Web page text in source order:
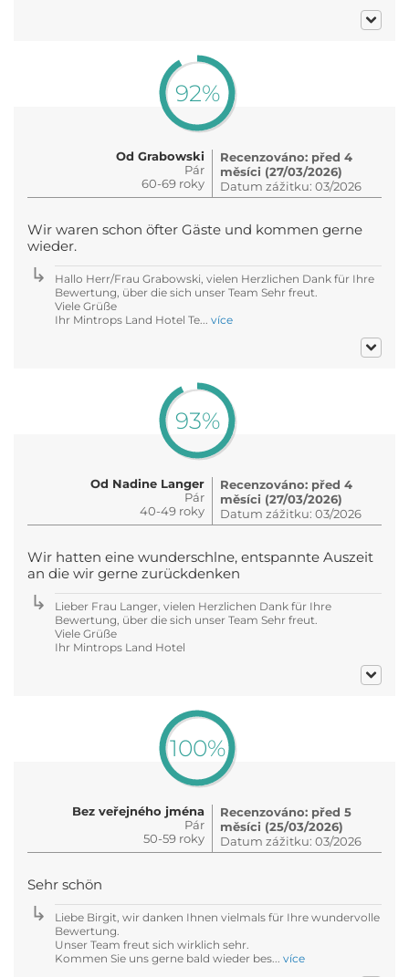
92%
Od Grabowski
Pár
60-69 roky
Recenzováno: před 4
měsíci (27/03/2026)
Datum zážitku: 03/2026
Wir waren schon öfter Gäste und kommen gerne
wieder.
Hallo Herr/Frau Grabowski, vielen Herzlichen Dank für Ihre
Bewertung, über die sich unser Team Sehr freut.
Viele Grüße
Ihr Mintrops Land Hotel Te... více
93%
Od Nadine Langer
Pár
40-49 roky
Recenzováno: před 4
měsíci (27/03/2026)
Datum zážitku: 03/2026
Wir hatten eine wunderschlne, entspannte Auszeit
an die wir gerne zurückdenken
Lieber Frau Langer, vielen Herzlichen Dank für Ihre
Bewertung, über die sich unser Team Sehr freut.
Viele Grüße
Ihr Mintrops Land Hotel
100%
Bez veřejného jména
Pár
50-59 roky
Recenzováno: před 5
měsíci (25/03/2026)
Datum zážitku: 03/2026
Sehr schön
Liebe Birgit, wir danken Ihnen vielmals für Ihre wundervolle
Bewertung.
Unser Team freut sich wirklich sehr.
Kommen Sie uns gerne bald wieder bes... více